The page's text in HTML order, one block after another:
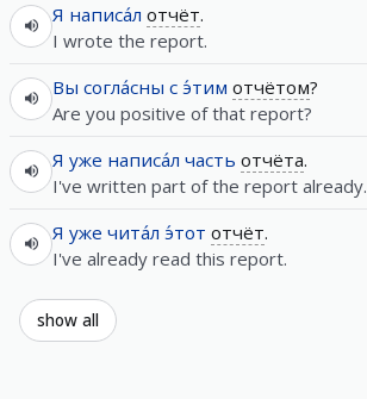
Я написа́л отчёт.
I wrote the report.
Вы согла́сны с э́тим отчётом?
Are you positive of that report?
Я уже написа́л часть отчёта.
I've written part of the report already.
Я уже чита́л э́тот отчёт.
I've already read this report.
show all